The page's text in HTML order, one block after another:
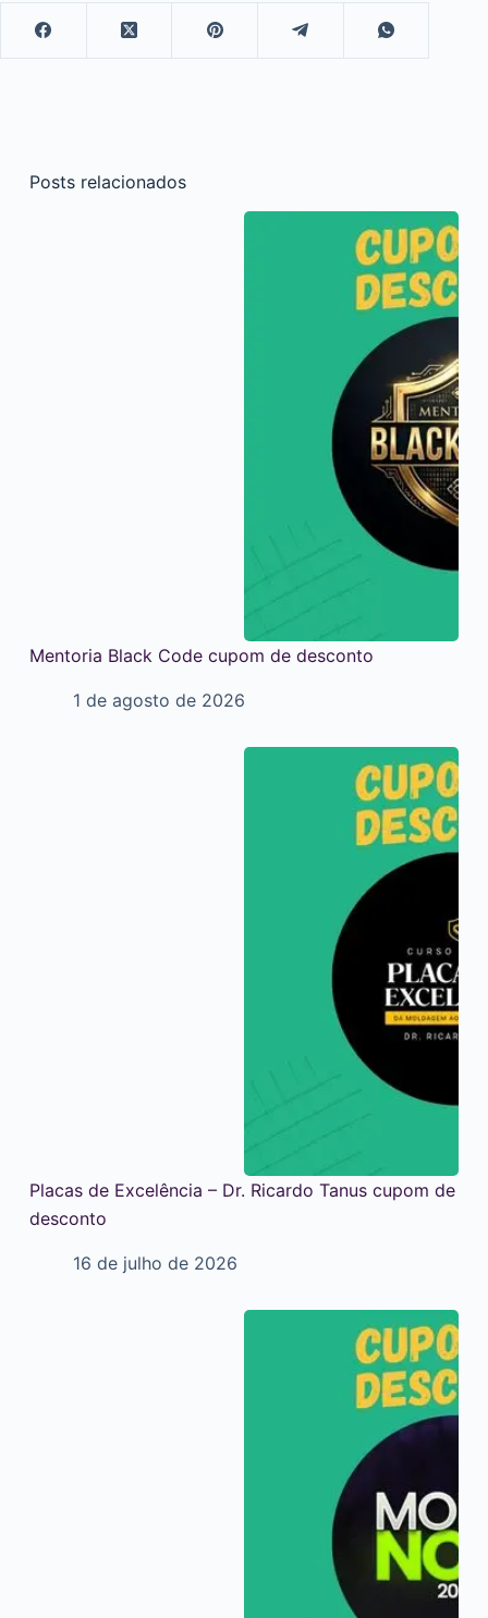
Posts relacionados
Mentoria Black Code cupom de desconto
1 de agosto de 2026
Placas de Excelência – Dr. Ricardo Tanus cupom de
desconto
16 de julho de 2026